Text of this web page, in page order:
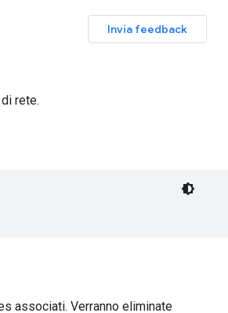
Invia feedback
rete.
associati. Verranno eliminate